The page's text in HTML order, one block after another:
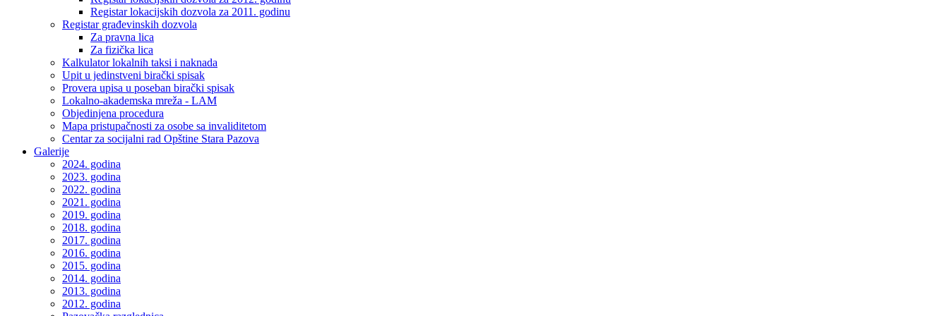
Registar lokacijskih dozvola za 2011. godinu
Registar građevinskih dozvola
Za pravna lica
Za fizička lica
Kalkulator lokalnih taksi i naknada
Upit u jedinstveni birački spisak
Provera upisa u poseban birački spisak
Lokalno-akademska mreža - LAM
Objedinjena procedura
Mapa pristupačnosti za osobe sa invaliditetom
Centar za socijalni rad Opštine Stara Pazova
Galerije
2024. godina
2023. godina
2022. godina
2021. godina
2019. godina
2018. godina
2017. godina
2016. godina
2015. godina
2014. godina
2013. godina
2012. godina